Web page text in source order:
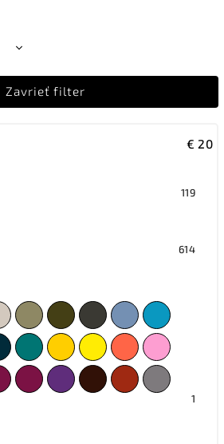
Zavrieť filter
€ 20
119
614
1